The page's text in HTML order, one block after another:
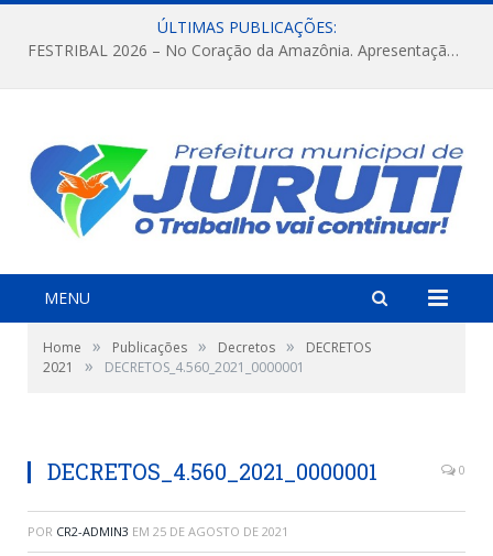
ÚLTIMAS PUBLICAÇÕES:
FESTRIBAL 2026 – No Coração da Amazônia. Apresentação da Munduruku.
MENU
Home » Publicações » Decretos »
DECRETOS
2021
» DECRETOS_4.560_2021_0000001
DECRETOS_4.560_2021_0000001 0
POR CR2-ADMIN3 EM 25 DE AGOSTO DE 2021